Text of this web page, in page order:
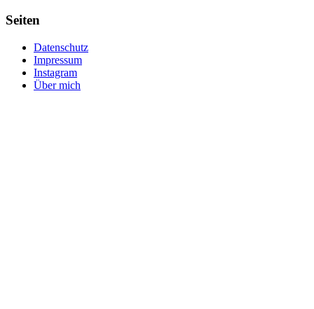
Seiten
Datenschutz
Impressum
Instagram
Über mich